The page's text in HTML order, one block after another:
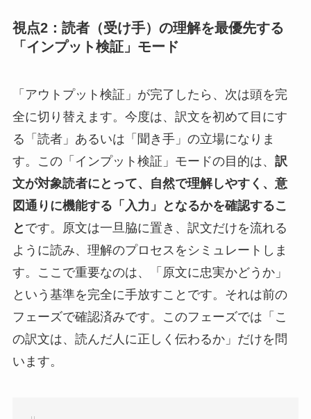
視点2：読者（受け手）の理解を最優先する
「インプット検証」モード
「アウトプット検証」が完了したら、次は頭を完
全に切り替えます。今度は、訳文を初めて目にす
る「読者」あるいは「聞き手」の立場になりま
す。この「インプット検証」モードの目的は、 訳
文が対象読者にとって、自然で理解しやすく、意
図通りに機能する「入力」となるかを確認するこ
と です。原文は一旦脇に置き、訳文だけを流れる
ように読み、理解のプロセスをシミュレートしま
す。ここで重要なのは、「原文に忠実かどうか」
という基準を完全に手放すことです。それは前の
フェーズで確認済みです。このフェーズでは「こ
の訳文は、読んだ人に正しく伝わるか」だけを問
います。